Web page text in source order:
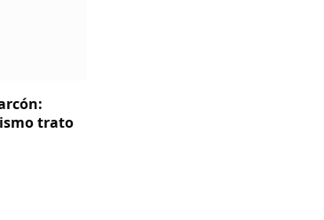
trato